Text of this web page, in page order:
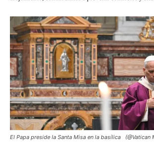
El Papa preside la Santa Misa en la basílica (@Vatican